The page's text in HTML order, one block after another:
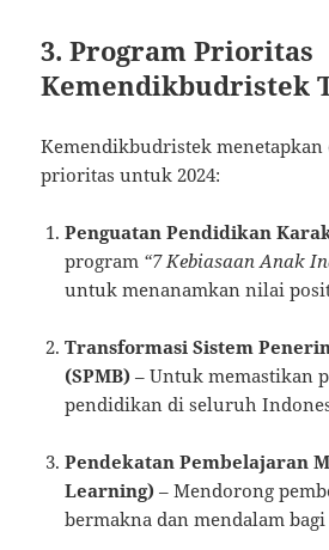
3. Program Prioritas
Kemendikbudristek
Kemendikbudristek menetapkan
prioritas untuk 2024:
Penguatan Pendidikan
program “7 Kebiasaan Anak
untuk menanamkan nilai
Transformasi Sistem
(SPMB) – Untuk memastikan
pendidikan di seluruh
Pendekatan Pembelajaran
Learning) – Mendorong
bermakna dan mendalam bagi